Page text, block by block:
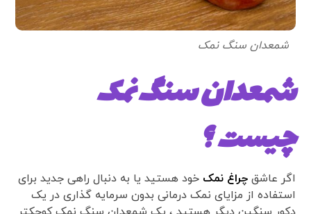
شمعدان سنگ نمک
شمعدان سنگ نمک
چیست ؟
اگر عاشقچراغ نمک خود هستید یا به دنبال راهی جدید برای
استفاده از مزایای نمک درمانی بدون سرمایه گذاری در یک